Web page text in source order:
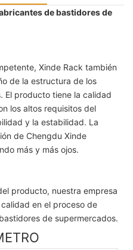
de bastidores de
Xinde Rack también
de la estructura de los
El producto tiene la calidad
los altos requisitos del
y la estabilidad. La
de Chengdu Xinde
más y más ojos.
producto, nuestra empresa
en el proceso de
de supermercados.